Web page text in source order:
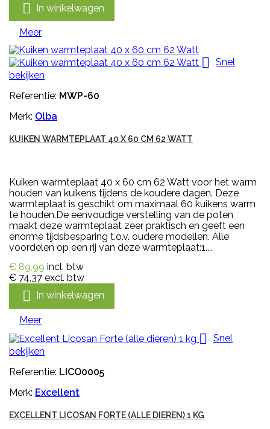
 In winkelwagen
Meer

Snel
bekijken
Referentie: MWP-60
Merk: Olba
KUIKEN WARMTEPLAAT 40 X 60 CM 62 WATT
Kuiken warmteplaat 40 x 60 cm 62 Watt voor het warm
houden van kuikens tijdens de koudere dagen. Deze
warmteplaat is geschikt om maximaal 60 kuikens warm
te houden.De eenvoudige verstelling van de poten
maakt deze warmteplaat zeer praktisch en geeft een
enorme tijdsbesparing t.o.v. oudere modellen. Alle
voordelen op een rij van deze warmteplaat:1....
€ 89,99 incl. btw
€ 74,37 excl. btw
 In winkelwagen
Meer

Snel
bekijken
Referentie: LICO0005
Merk: Excellent
EXCELLENT LICOSAN FORTE (ALLE DIEREN) 1 KG